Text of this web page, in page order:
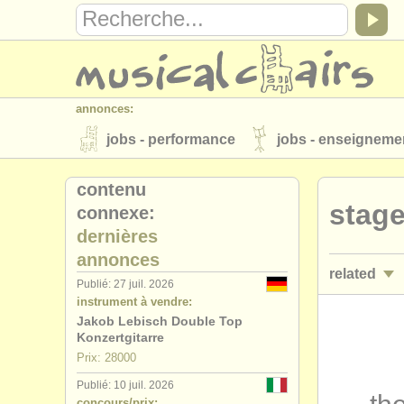
annonces:
jobs - performance jobs -
instruments à vendre instruments
annuaires:
orchestres et l'opéra
musicalchairs:
a propos de musicalchairs
éditeurs:
ajouter votre annonce
related
degree
contenu
connexe:
dernières
annonces
Publié: 27 juil. 2026
instrument à vendre:
Jakob Lebisch Double Top
Konzertgitarre
Prix: 28000
Publié: 10 juil. 2026